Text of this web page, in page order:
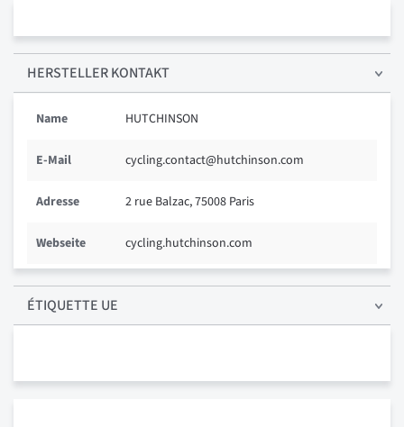
HERSTELLER KONTAKT
Name HUTCHINSON
E-Mail cycling.contact@hutchinson.com
Adresse 2 rue Balzac, 75008 Paris
Webseite cycling.hutchinson.com
ÉTIQUETTE UE